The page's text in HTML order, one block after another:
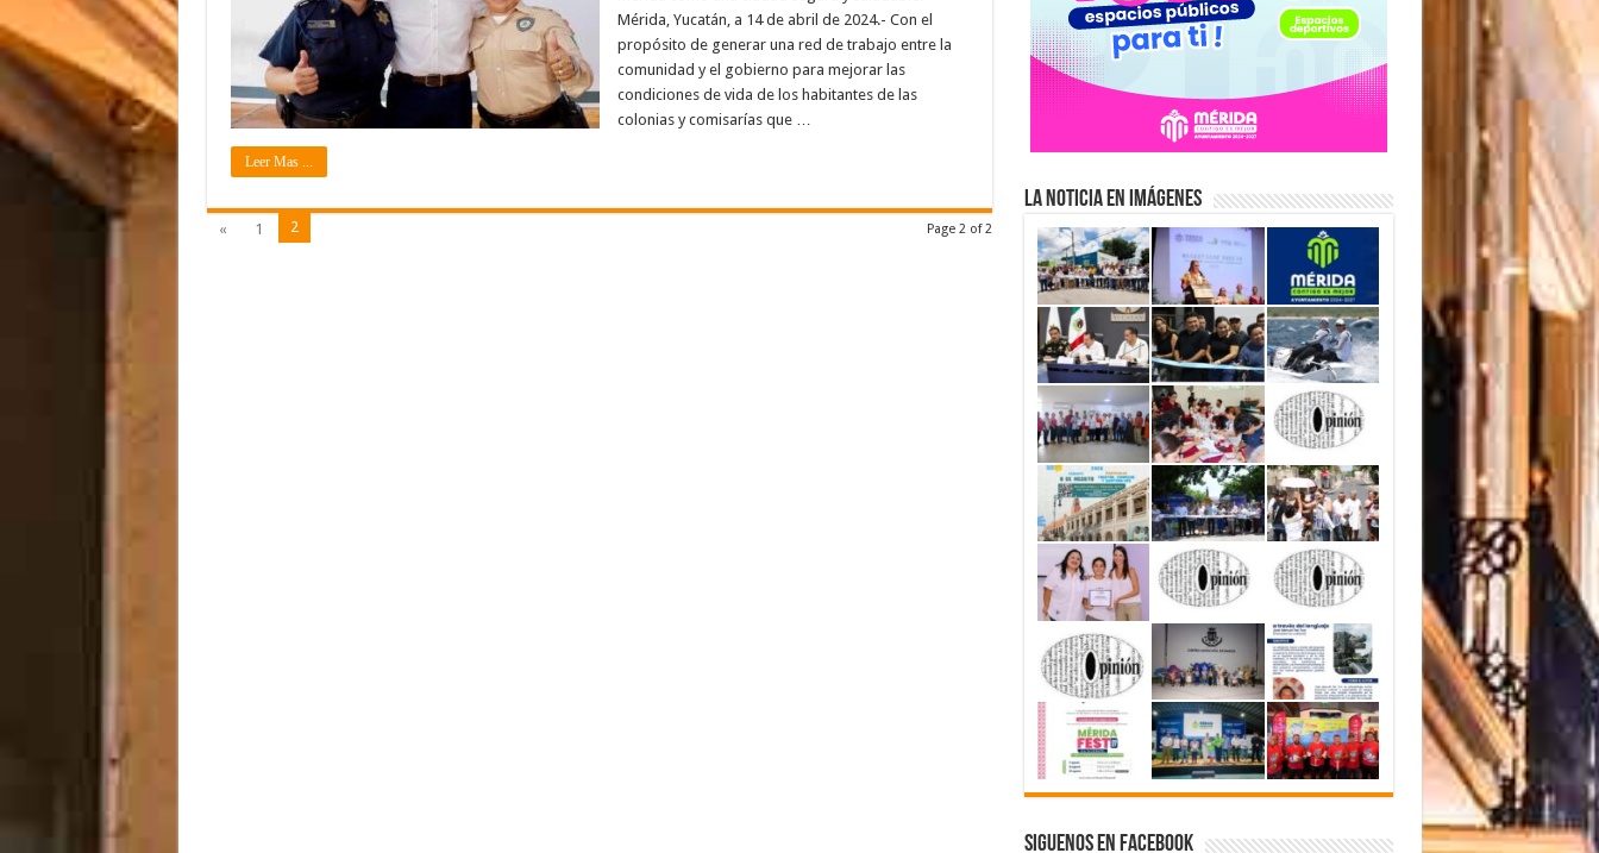
Mérida, Yucatán, a 14 de abril de 2024.- Con el
propósito de generar una red de trabajo entre la
comunidad y el gobierno para mejorar las
condiciones de vida de los habitantes de las
colonias y comisarías que …
Leer Mas ...
Page 2 of 2
« 1 2
La Noticia en Imágenes
Siguenos en Facebook